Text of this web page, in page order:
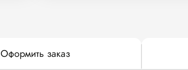
Оформить заказ